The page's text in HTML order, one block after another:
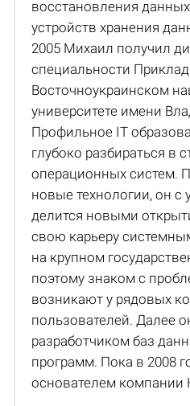
восстановления
устройств хранения
2005 Михаил получил
специальности
Восточноукраинском
университете имени
Профильное IT
глубоко разбираться в
операционных систем.
новые технологии, он с
делится новыми
свою карьеру
на крупном
поэтому знаком с
возникают у рядовых
пользователей. Далее
разработчиком баз
программ. Пока в 2008
основателем компании